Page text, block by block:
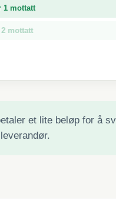
1 mottatt
2 mottatt
et lite beløp for å